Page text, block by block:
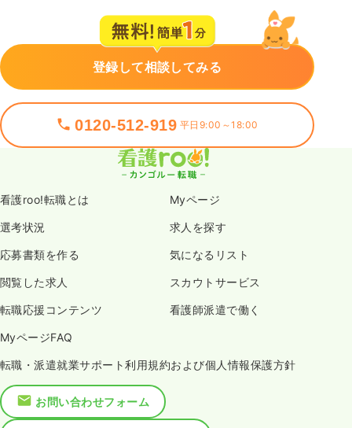
登録して相談してみる
0120-512-919 平日9:00～18:00
看護roo!転職とは Myページ
選考状況 求人を探す
応募書類を作る 気になるリスト
閲覧した求人 スカウトサービス
転職応援コンテンツ 看護師派遣で働く
MyページFAQ
転職・派遣就業サポート利用規約および個人情報保護方針
お問い合わせフォーム